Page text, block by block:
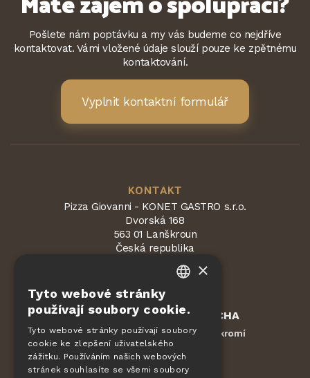
Pošlete nám poptávku a my vás budeme co nejdříve
kontaktovat. Vámi vložené údaje slouží pouze ke zpětnému
kontaktování.
Vyplnit kontaktní formulář
KONTAKT
Pizza Giovanni - KONET GASTRO s.r.o.
Dvorská 168
563 01 Lanškroun
Česká republika
Chráněno služboureCAPTCHA
Smluvní podmínky - Ochrana soukromí
OBJEDNÁVKY
DE
SLOVAK
×
Tyto webové stránky
používají soubory cookie.
Tyto webové stránky používají soubory
cookie ke zlepšení uživatelského
zážitku. Používáním našich webových
stránek souhlasíte se všemi soubory